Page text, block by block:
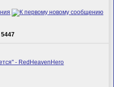
5447
- RedHeavenHero